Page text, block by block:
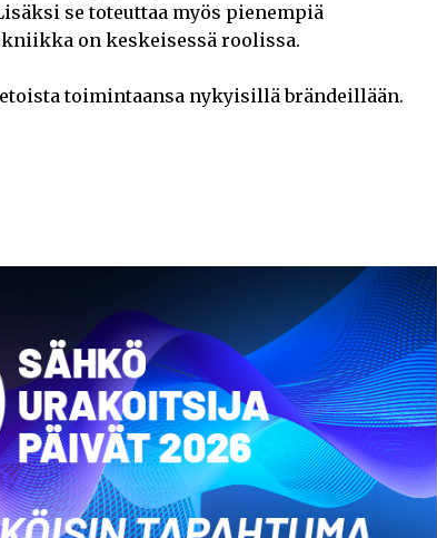
se toteuttaa myös pienempiä
on keskeisessä roolissa.
toimintaansa nykyisillä brändeillään.